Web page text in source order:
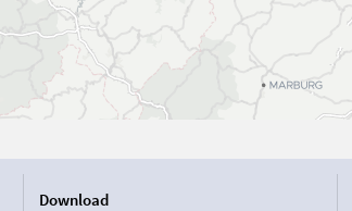
Download